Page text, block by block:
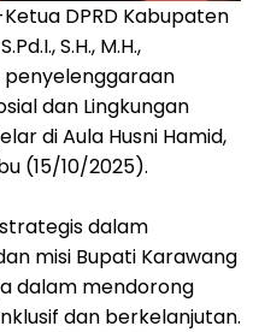
DPRD Kabupaten
S.H., M.H.,
penyelenggaraan
dan Lingkungan
di Aula Husni Hamid,
(15/10/2025).
dalam
misi Bupati Karawang
dalam mendorong
dan berkelanjutan.